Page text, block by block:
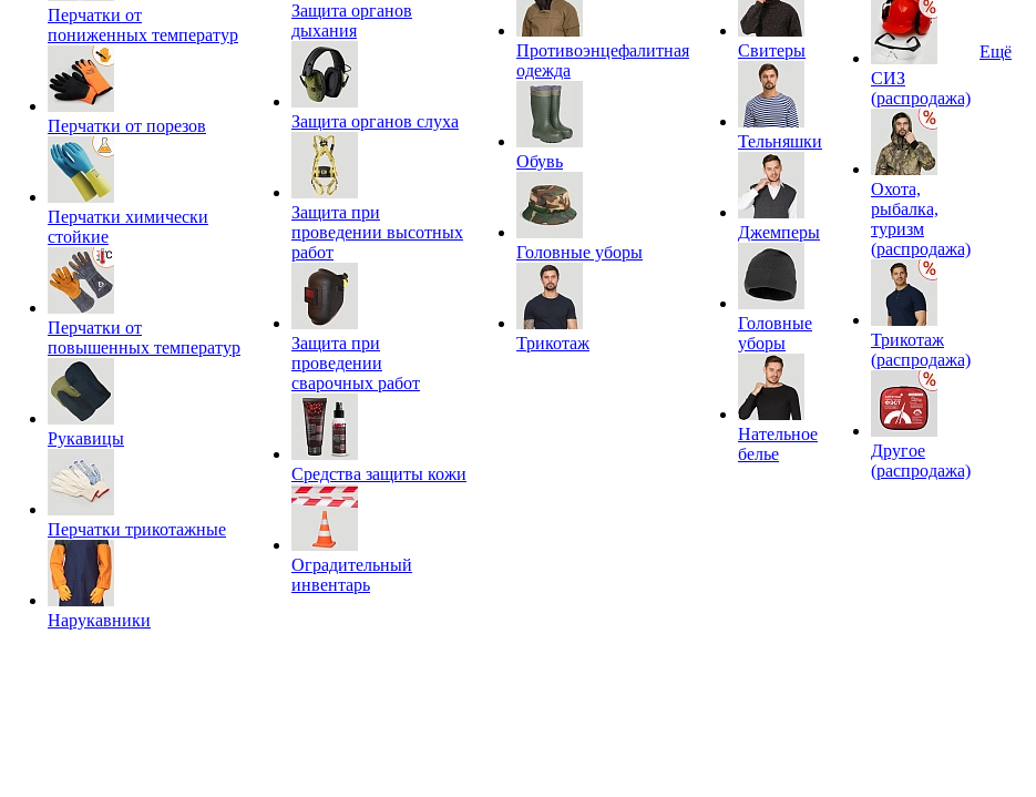
Перчатки от
пониженных температур
Перчатки от порезов
Перчатки химически
стойкие
Перчатки от
повышенных температур
Рукавицы
Перчатки трикотажные
Нарукавники
Защита органов
дыхания
Защита органов слуха
Защита при
проведении высотных
работ
Защита при
проведении
сварочных работ
Средства защиты кожи
Оградительный
инвентарь
Противоэнцефалитная
одежда
Обувь
Головные уборы
Трикотаж
Свитеры
Тельняшки
Джемперы
Головные
уборы
Нательное
белье
СИЗ
(распродажа)
Охота,
рыбалка,
туризм
(распродажа)
Трикотаж
(распродажа)
Другое
(распродажа)
Ещё